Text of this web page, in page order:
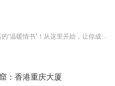
：香港重庆大厦